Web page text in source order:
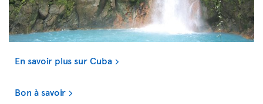
En savoir plus sur Cuba
Bon à savoir